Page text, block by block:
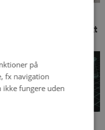
– ett nordiskt
Danmark.
på
fx navigation
fungere uden